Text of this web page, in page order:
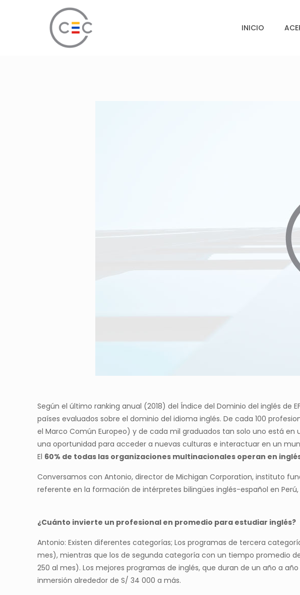
INICIO
Según el último ranking anual (2018) del Índice del Dominio del inglés de
países evaluados sobre el dominio del idioma inglés. De cada 100
el Marco Común Europeo) y de cada mil graduados tan solo uno está
una oportunidad para acceder a nuevas culturas e interactuar en un
El 60% de todas las organizaciones multinacionales operan en
Conversamos con Antonio, director de Michigan Corporation, instituto
referente en la formación de intérpretes bilingües inglés-español en
¿Cuánto invierte un profesional en promedio para estudiar inglés?
Antonio: Existen diferentes categorías; Los programas de tercera
mes), mientras que los de segunda categoría con un tiempo promedio
250 al mes). Los mejores programas de inglés, que duran de un año a
inmersión alrededor de S/ 34 000 a más.